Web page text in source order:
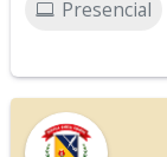
Presencial